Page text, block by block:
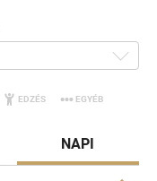
EDZÉS EGYÉB
NAPI